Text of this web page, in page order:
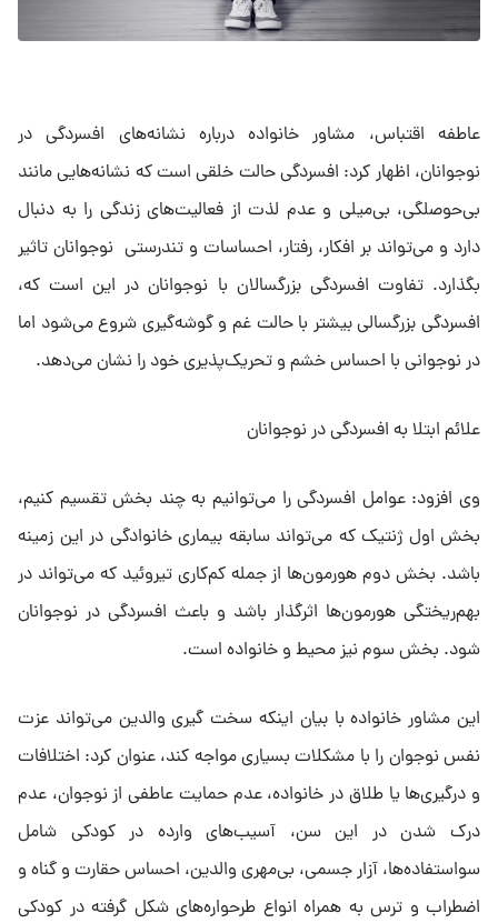
عاطفه اقتباس، مشاور خانواده درباره نشانه‌های افسردگی در
نوجوانان، اظهار کرد: افسردگی حالت خلقی است که نشانه‌هایی مانند
بی‌حوصلگی، بی‌میلی و عدم لذت از فعالیت‌های زندگی را به دنبال
دارد و می‌تواند بر افکار، رفتار، احساسات و تندرستی نوجوانان تاثیر
بگذارد. تفاوت افسردگی بزرگسالان با نوجوانان در این است که،
افسردگی بزرگسالی بیشتر با حالت غم و گوشه‌گیری شروع می‌شود اما
در نوجوانی با احساس خشم و تحریک‌پذیری خود را نشان می‌دهد.
علائم ابتلا به افسردگی در نوجوانان
وی افزود: عوامل افسردگی را می‌توانیم به چند بخش تقسیم کنیم،
بخش اول ژنتیک که می‌تواند سابقه بیماری خانوادگی در این زمینه
باشد. بخش دوم هورمون‌ها از جمله کم‌کاری تیروئید که می‌تواند در
بهم‌ریختگی هورمون‌ها اثرگذار باشد و باعث افسردگی در نوجوانان
شود. بخش سوم نیز محیط و خانواده است.
این مشاور خانواده با بیان اینکه سخت گیری والدین می‌تواند عزت
نفس نوجوان را با مشکلات بسیاری مواجه کند، عنوان کرد: اختلافات
و درگیری‌ها یا طلاق در خانواده، عدم حمایت عاطفی از نوجوان، عدم
درک شدن در این سن، آسیب‌های وارده در کودکی شامل
سواستفاده‌ها، آزار جسمی، بی‌مهری والدین، احساس حقارت و گناه و
اضطراب و ترس به همراه انواع طرحواره‌های شکل گرفته در کودکی